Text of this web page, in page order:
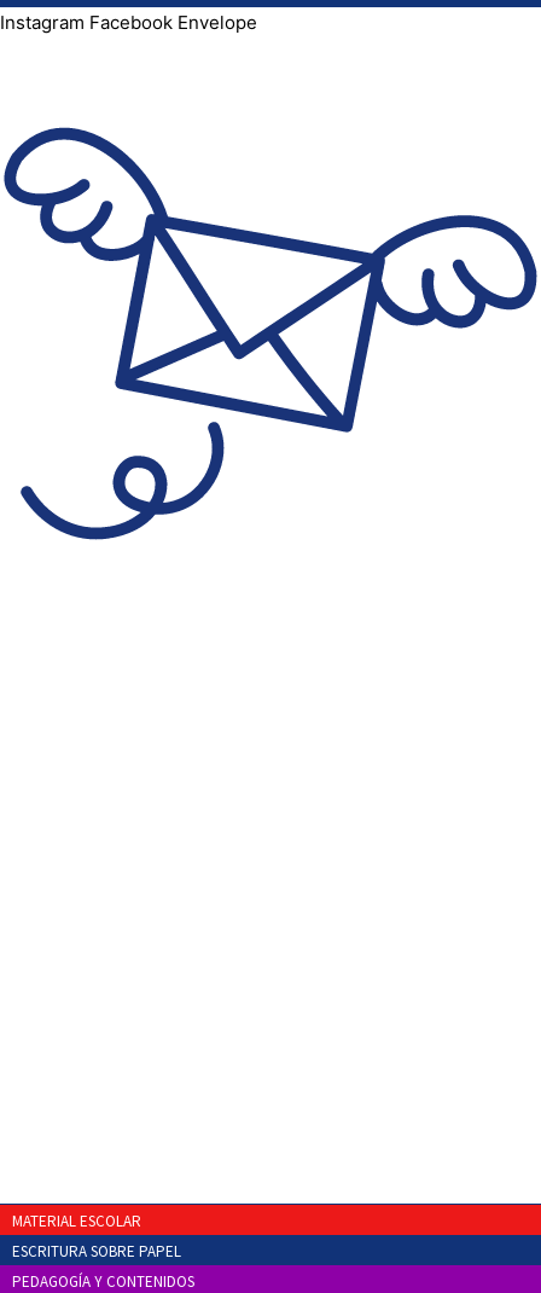
Instagram Facebook Envelope
MATERIAL ESCOLAR
ESCRITURA SOBRE PAPEL
PEDAGOGÍA Y CONTENIDOS